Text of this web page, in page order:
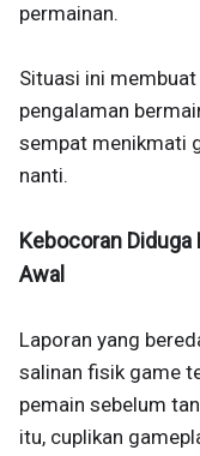
permainan.
Situasi ini
pengalaman
sempat menikmati
nanti.
Kebocoran Diduga
Awal
Laporan yang
salinan fisik game
pemain sebelum
itu, cuplikan